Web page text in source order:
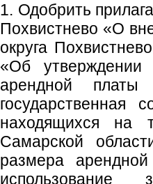
1. Одобрить
Похвистнево «О
округа
«Об утверждении
арендной платы
государственная
находящихся на
Самарской
размера